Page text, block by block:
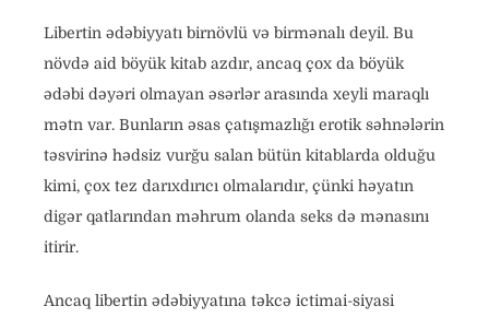
Libertin ədəbiyyatı birnövlü və birmənalı deyil. Bu
növdə aid böyük kitab azdır, ancaq çox da böyük
ədəbi dəyəri olmayan əsərlər arasında xeyli maraqlı
mətn var. Bunların əsas çatışmazlığı erotik səhnələrin
təsvirinə hədsiz vurğu salan bütün kitablarda olduğu
kimi, çox tez darıxdırıcı olmalarıdır, çünki həyatın
digər qatlarından məhrum olanda seks də mənasını
itirir.
Ancaq libertin ədəbiyyatına təkcə ictimai-siyasi